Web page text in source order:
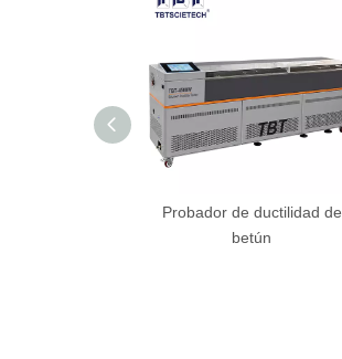
Probador de ductilidad de
betún